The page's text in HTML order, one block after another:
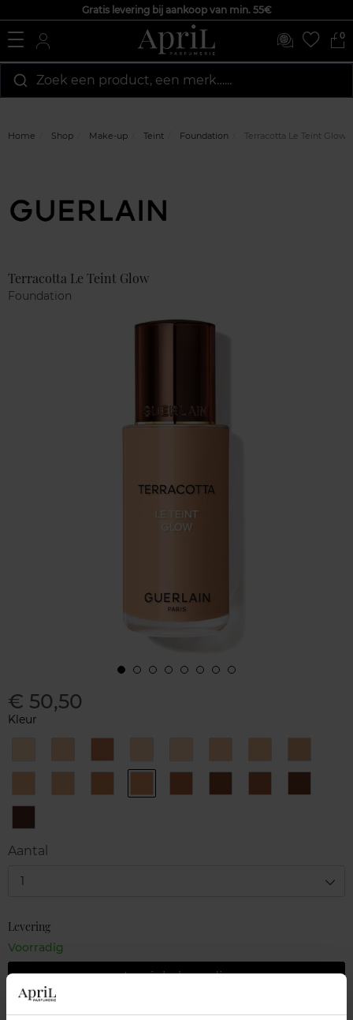
Gratis levering bij aankoop van min. 55€
0
Zoek een product, een merk…...
Home Shop Make-up Teint Foundation Terracotta Le Teint Glow
Terracotta Le Teint Glow
Foundation
€ 50,50
Kleur
Aantal
1
Levering
Voorradig
In winkelmandje